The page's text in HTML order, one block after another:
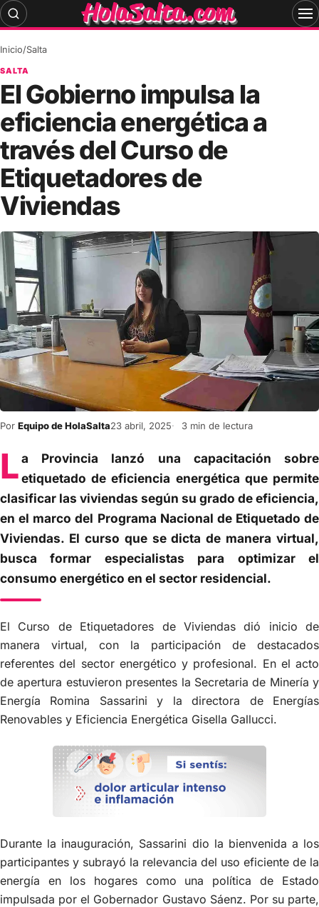
Skip
to
Inicio/Salta
SALTA
El Gobierno impulsa la
eficiencia energética a
través del Curso de
Etiquetadores de
Viviendas
Por Equipo de HolaSalta23 abril, 2025 3 min de lectura
La Provincia lanzó una capacitación sobre
etiquetado de eficiencia energética que permite
clasificar las viviendas según su grado de eficiencia,
en el marco del Programa Nacional de Etiquetado de
Viviendas. El curso que se dicta de manera virtual,
busca formar especialistas para optimizar el
consumo energético en el sector residencial.
El Curso de Etiquetadores de Viviendas dió inicio de
manera virtual, con la participación de destacados
referentes del sector energético y profesional. En el acto
de apertura estuvieron presentes la Secretaria de Minería y
Energía Romina Sassarini y la directora de Energías
Renovables y Eficiencia Energética Gisella Gallucci.
Durante la inauguración, Sassarini dio la bienvenida a los
participantes y subrayó la relevancia del uso eficiente de la
energía en los hogares como una política de Estado
impulsada por el Gobernador Gustavo Sáenz. Por su parte,